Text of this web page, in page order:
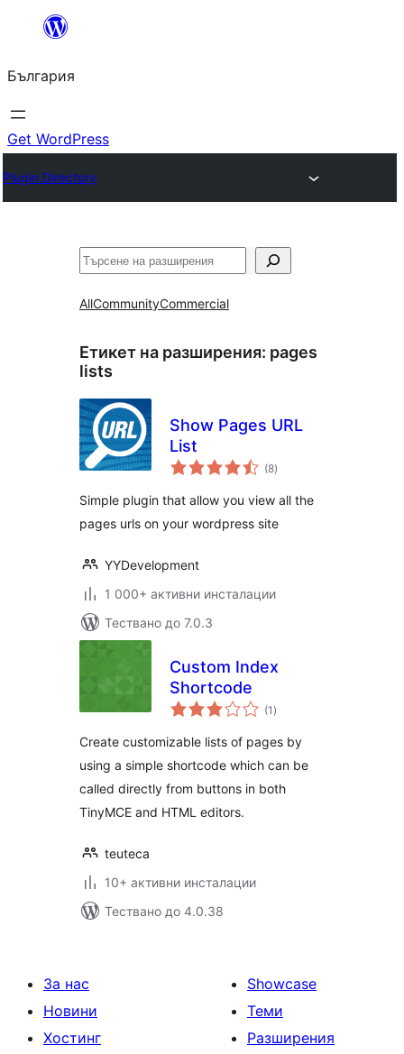
България
Get WordPress
Plugin Directory
Търсене
AllCommunityCommercial
Етикет на разширения: pages
lists
Show Pages URL
List
(8общо
оценки
)
Simple plugin that allow you view all the
pages urls on your wordpress site
YYDevelopment
1 000+ активни инсталации
Тествано до 7.0.3
Custom Index
Shortcode
(1 общо
оценки
)
Create customizable lists of pages by
using a simple shortcode which can be
called directly from buttons in both
TinyMCE and HTML editors.
teuteca
10+ активни инсталации
Тествано до 4.0.38
За нас
Новини
Хостинг
Showcase
Теми
Разширения